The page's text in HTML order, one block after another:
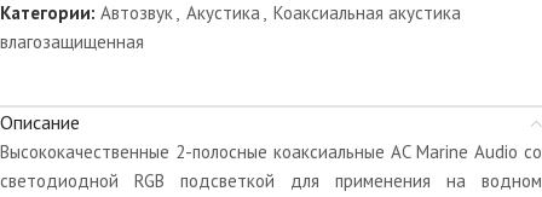
Категории: Автозвук, Акустика , Коаксиальная акустика
влагозащищенная
Описание
Высококачественные 2-полосные коаксиальные АС Marine Audio со
светодиодной RGB подсветкой для применения на водном